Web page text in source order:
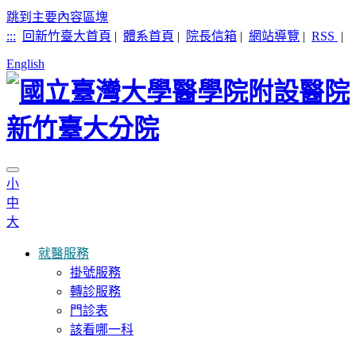
跳到主要內容區塊
:::
回新竹臺大首頁 | 體系首頁 | 院長信箱 | 網站導覽 | RSS |
English
小
中
大
就醫服務
掛號服務
轉診服務
門診表
該看哪一科